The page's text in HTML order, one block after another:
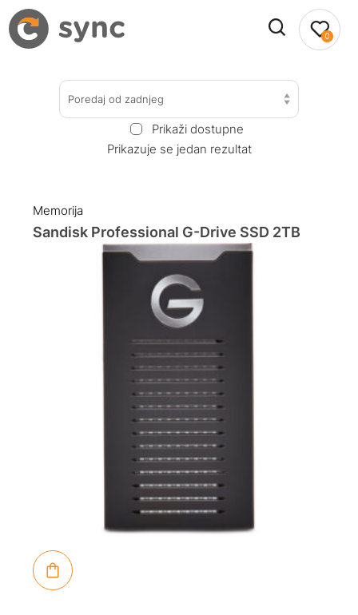
0
Poredaj od zadnjeg
Prikaži dostupne
Prikazuje se jedan rezultat
Memorija
Sandisk Professional G-Drive SSD 2TB